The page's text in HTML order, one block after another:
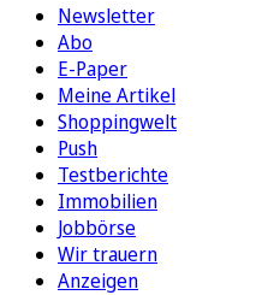
Newsletter
Abo
E-Paper
Meine Artikel
Shoppingwelt
Push
Testberichte
Immobilien
Jobbörse
Wir trauern
Anzeigen